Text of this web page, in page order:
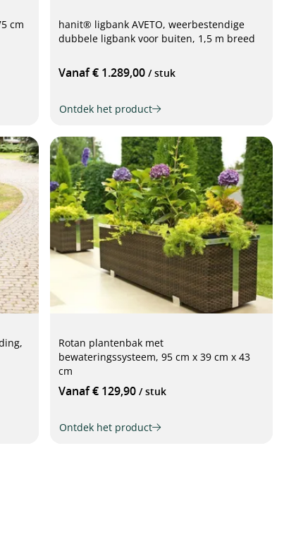
cm
hanit® ligbank AVETO, weerbestendige
dubbele ligbank voor buiten, 1,5 m breed
Vanaf € 1.289,00 / stuk
Ontdek het product
Rotan plantenbak met
bewateringssysteem, 95 cm x 39 cm x 43
cm
Vanaf € 129,90 / stuk
Ontdek het product